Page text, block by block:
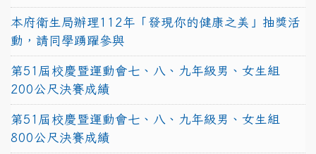
本府衛生局辦理112年「發現你的健康之美」抽獎活
動，請同學踴躍參與
第51屆校慶暨運動會七、八、九年級男、女生組
200公尺決賽成績
第51屆校慶暨運動會七、八、九年級男、女生組
800公尺決賽成績